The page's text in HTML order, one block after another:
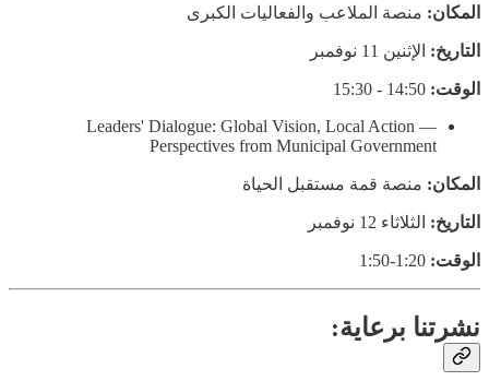
المكان: منصة الملاعب والفعاليات الكبرى
التاريخ: الإثنين 11 نوفمبر
الوقت: 14:50 - 15:30
Leaders' Dialogue: Global Vision, Local Action —
Perspectives from Municipal Government
المكان: منصة قمة مستقبل الحياة
التاريخ: الثلاثاء 12 نوفمبر
الوقت: 1:20-1:50
نشرتنا برعاية: